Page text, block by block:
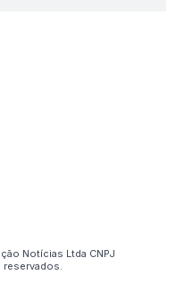
Notícias Ltda CNPJ